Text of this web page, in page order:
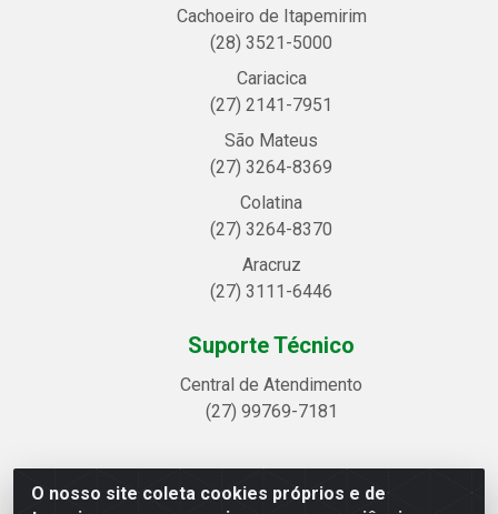
O nosso site coleta cookies próprios e de
Cachoeiro de Itapemirim
(28) 3521-5000
Cariacica
(27) 2141-7951
São Mateus
(27) 3264-8369
Colatina
(27) 3264-8370
Aracruz
(27) 3111-6446
Suporte Técnico
Central de Atendimento
(27) 99769-7181
Linhavix Distribuidora LTDA - Avenida Alegre, 2521 -